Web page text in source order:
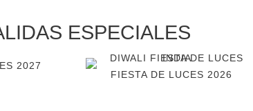
ESPECIALES
2027
FIESTA DE LUCES 2026